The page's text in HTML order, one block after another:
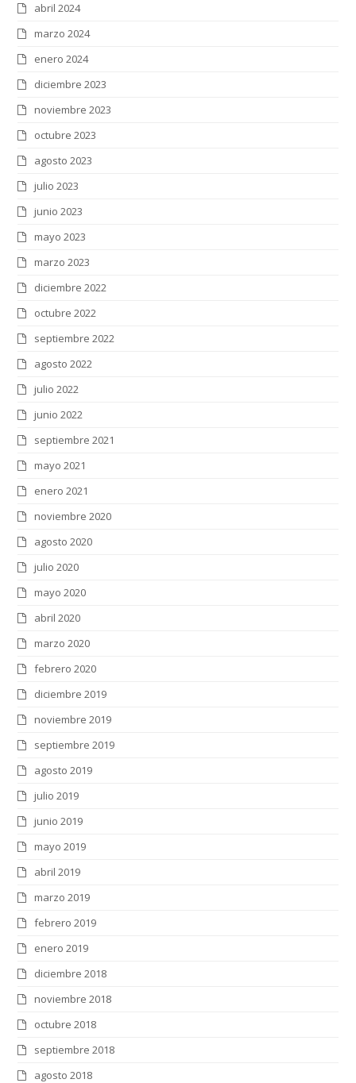
abril 2024
marzo 2024
enero 2024
diciembre 2023
noviembre 2023
octubre 2023
agosto 2023
julio 2023
junio 2023
mayo 2023
marzo 2023
diciembre 2022
octubre 2022
septiembre 2022
agosto 2022
julio 2022
junio 2022
septiembre 2021
mayo 2021
enero 2021
noviembre 2020
agosto 2020
julio 2020
mayo 2020
abril 2020
marzo 2020
febrero 2020
diciembre 2019
noviembre 2019
septiembre 2019
agosto 2019
julio 2019
junio 2019
mayo 2019
abril 2019
marzo 2019
febrero 2019
enero 2019
diciembre 2018
noviembre 2018
octubre 2018
septiembre 2018
agosto 2018